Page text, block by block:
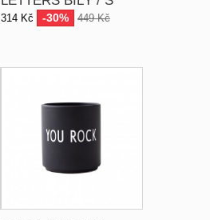
314 Kč -30% 449 Kč